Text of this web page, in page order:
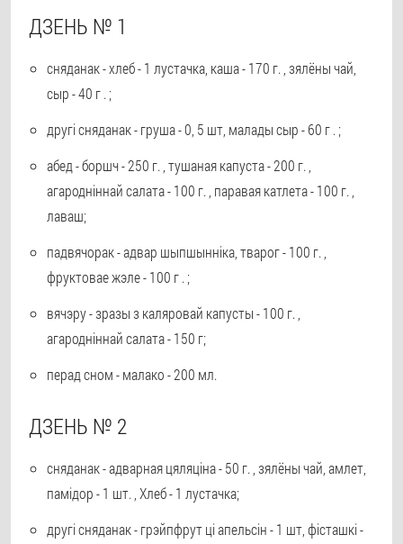
ДЗЕНЬ № 1
сняданак - хлеб - 1 лустачка, каша - 170 г. , зялёны чай,
сыр - 40 г . ;
другі сняданак - груша - 0, 5 шт, малады сыр - 60 г . ;
абед - боршч - 250 г. , тушаная капуста - 200 г. ,
агародніннай салата - 100 г. , паравая катлета - 100 г. ,
лаваш;
падвячорак - адвар шыпшынніка, тварог - 100 г. ,
фруктовае жэле - 100 г . ;
вячэру - зразы з каляровай капусты - 100 г. ,
агародніннай салата - 150 г;
перад сном - малако - 200 мл.
ДЗЕНЬ № 2
сняданак - адварная цяляціна - 50 г. , зялёны чай, амлет,
памідор - 1 шт. , Хлеб - 1 лустачка;
другі сняданак - грэйпфрут ці апельсін - 1 шт, фісташкі -